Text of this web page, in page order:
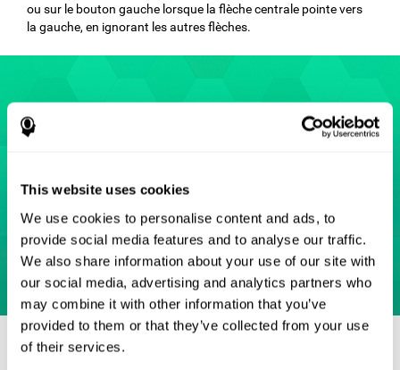
This website uses cookies
We use cookies to personalise content and ads, to
provide social media features and to analyse our traffic.
We also share information about your use of our site with
our social media, advertising and analytics partners who
may combine it with other information that you’ve
provided to them or that they’ve collected from your use
of their services.
ou sur le bouton gauche lorsque la flèche centrale pointe vers
la gauche, en ignorant les autres flèches.
Références